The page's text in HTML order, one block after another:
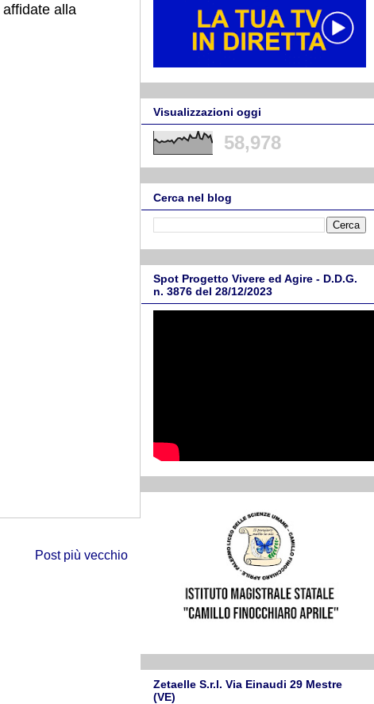
alla
Post più vecchio
Visualizzazioni oggi
58,978
Cerca nel blog
Spot Progetto Vivere ed Agire - D.D.G.
n. 3876 del 28/12/2023
Zetaelle S.r.l. Via Einaudi 29 Mestre
(VE)